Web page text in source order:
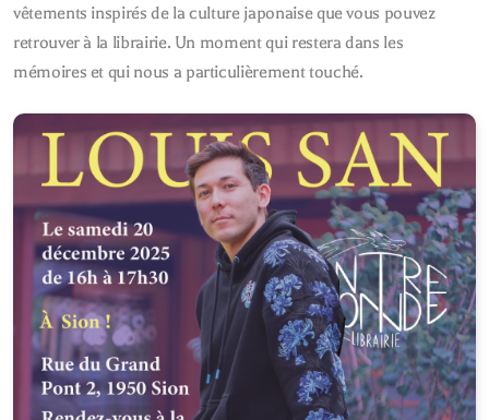
vêtements inspirés de la culture japonaise que vous pouvez
retrouver à la librairie. Un moment qui restera dans les
mémoires et qui nous a particulièrement touché.